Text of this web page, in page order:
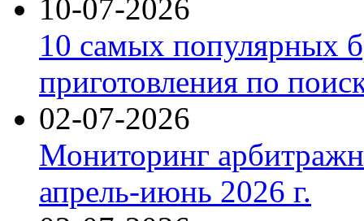
10-07-2026
10 самых популярных
приготовления по
02-07-2026
Мониторинг
апрель-июнь 2026 г.